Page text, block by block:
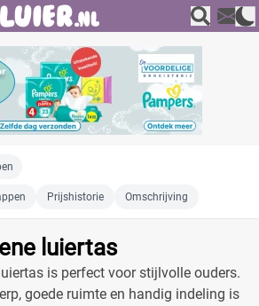
Prijshistorie Omschrijving
luiertas
is perfect voor stijlvolle ouders.
goede ruimte en handig indeling is